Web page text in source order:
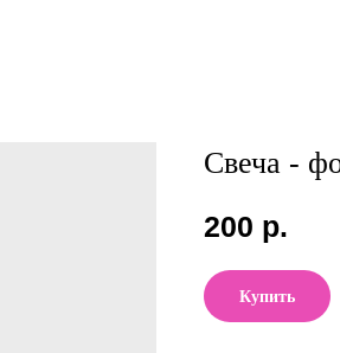
Свеча -
200 р.
Купить